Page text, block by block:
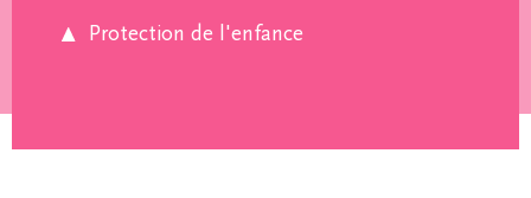
Protection de l'enfance